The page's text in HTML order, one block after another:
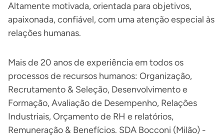
Altamente motivada, orientada para objetivos,
apaixonada, confiável, com uma atenção especial às
relações humanas.
Mais de 20 anos de experiência em todos os
processos de recursos humanos: Organização,
Recrutamento & Seleção, Desenvolvimento e
Formação, Avaliação de Desempenho, Relações
Industriais, Orçamento de RH e relatórios,
Remuneração & Benefícios. SDA Bocconi (Milão) -